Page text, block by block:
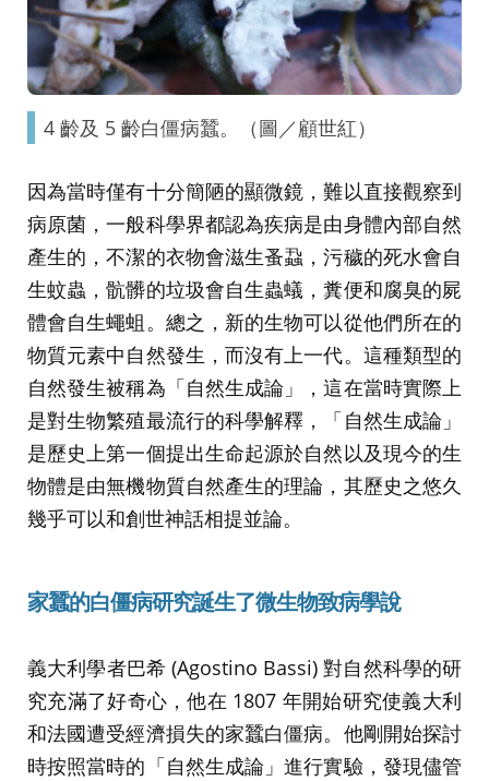
4 齡及 5 齡白僵病蠶。（圖／顧世紅）
因為當時僅有十分簡陋的顯微鏡，難以直接觀察到
病原菌，一般科學界都認為疾病是由身體內部自然
產生的，不潔的衣物會滋生蚤蝨，污穢的死水會自
生蚊蟲，骯髒的垃圾會自生蟲蟻，糞便和腐臭的屍
體會自生蠅蛆。總之，新的生物可以從他們所在的
物質元素中自然發生，而沒有上一代。這種類型的
自然發生被稱為「自然生成論」，這在當時實際上
是對生物繁殖最流行的科學解釋，「自然生成論」
是歷史上第一個提出生命起源於自然以及現今的生
物體是由無機物質自然產生的理論，其歷史之悠久
幾乎可以和創世神話相提並論。
家蠶的白僵病研究誕生了微生物致病學說
義大利學者巴希 (Agostino Bassi) 對自然科學的研
究充滿了好奇心，他在 1807 年開始研究使義大利
和法國遭受經濟損失的家蠶白僵病。他剛開始探討
時按照當時的「自然生成論」進行實驗，發現儘管